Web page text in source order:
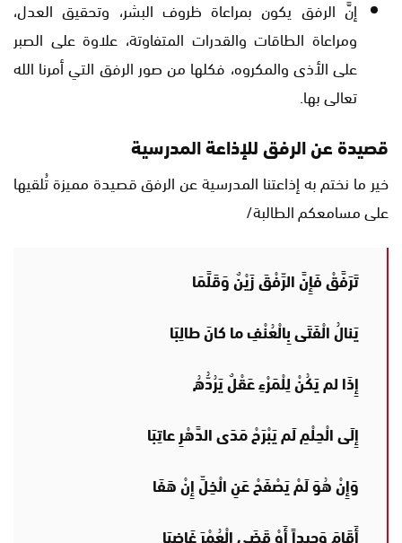
إنَّ الرفق يكون بمراعاة ظروف البشر، وتحقيق العدل،
ومراعاة الطاقات والقدرات المتفاوتة، علاوة على الصبر
على الأذى والمكروه، فكلها من صور الرفق التي أمرنا الله
تعالى بها.
قصيدة عن الرفق للإذاعة المدرسية
خير ما نختم به إذاعتنا المدرسية عن الرفق قصيدة مميزة تُلقيها
على مسامعكم الطالبة/
تَرَفَّقْ فَإِنَّ الرِّفْقَ زَيْنٌ وَقَلَّمَا
يَنالُ الْفَتَى بِالْعُنْفِ ما كانَ طالِبَا
إِذَا لم يَكُنْ لِلْمَرْءِ عَقْلٌ يَرُدُّهُ
إِلَى الْحِلْمِ لَم يَبْرَحْ مَدَى الدَّهْرِ عاتِبَا
وَإِنْ هُوَ لَمْ يَصْفَحْ عَنِ الْخِلِّ إِنْ هَفَا
أَقَامَ وَحِيداً أَوْ قَضَى الْعُمْرَ غَاضِبَا